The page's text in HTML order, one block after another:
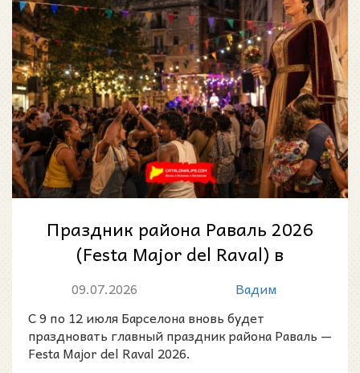
Праздник района Раваль 2026
(Festa Major del Raval) в
Барселоне: четыре дня
музыки, традиц...
09.07.2026
Вадим
С 9 по 12 июля Барселона вновь будет
праздновать главный праздник района Раваль —
Festa Major del Raval 2026.